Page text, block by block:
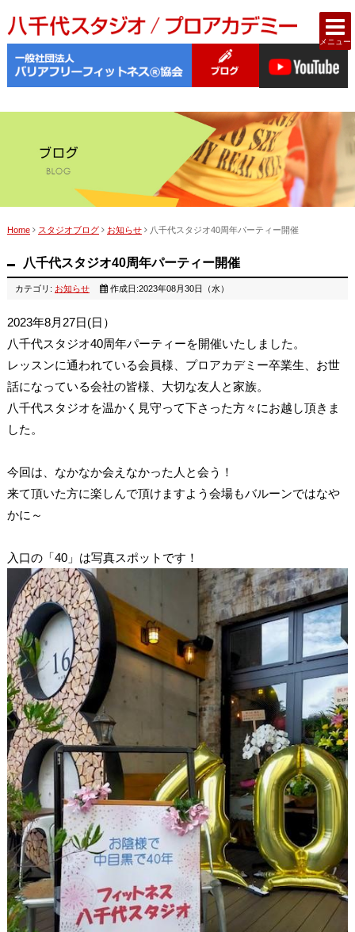
メニュー
Home スタジオブログ お知らせ 八千代スタジオ40周年パーティー開催
八千代スタジオ40周年パーティー開催
カテゴリ: お知らせ 作成日:2023年08月30日（水）
2023年8月27日(日）
八千代スタジオ40周年パーティーを開催いたしました。
レッスンに通われている会員様、プロアカデミー卒業生、お世
話になっている会社の皆様、大切な友人と家族。
八千代スタジオを温かく見守って下さった方々にお越し頂きま
した。
今回は、なかなか会えなかった人と会う！
来て頂いた方に楽しんで頂けますよう会場もバルーンではなや
かに～
入口の「40」は写真スポットです！